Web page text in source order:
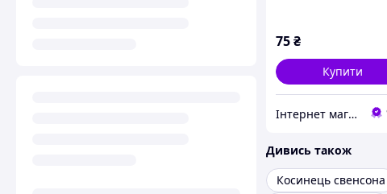
75₴
Купити
Інтернет магазин "Горячий Стиль"
Дивись також
Косинець свенсона